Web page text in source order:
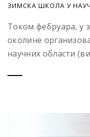
ЗИМСКА ШКОЛА У
Током фебруара, у
околине
научних области